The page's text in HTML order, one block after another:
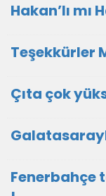
Hakan’lı mı
Teşekkürler
Çıta çok
Fenerbahçe